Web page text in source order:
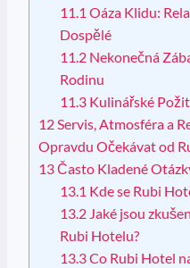
11.1 Oáza Klidu:
Dospělé
11.2 Nekonečná
Rodinu
11.3 Kulinářské
12Servis, Atmosféra a
Opravdu Očekávat od
13Často Kladené
13.1 Kde se Rubi
13.2 Jaké jsou
Rubi Hotelu?
13.3Co Rubi Hotel